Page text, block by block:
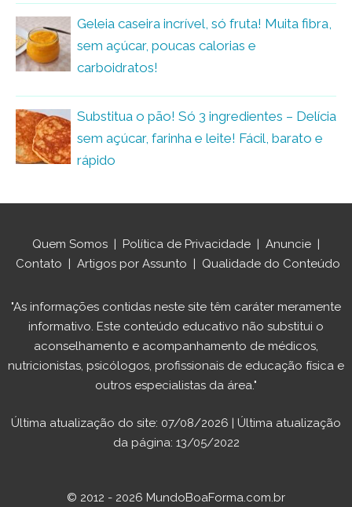
Geleia caseira incrível, só fruta! Muita fibra,
sem açúcar, poucas calorias e
carboidratos!
Substitua o pão! Só 3 ingredientes – Delícia
sem açúcar, farinha e leite! Fácil, barato e
rápido
Quem Somos | Política de Privacidade | Anuncie |
Contato | Artigos por Assunto | Qualidade do Conteúdo
"As informações contidas neste site têm caráter meramente
informativo. Este conteúdo educativo não substitui o
aconselhamento e acompanhamento de médicos,
nutricionistas, psicólogos, profissionais de educação física e
outros especialistas da área."
Última atualização do site: 07/08/2026 | Última atualização
da página: 13/05/2022
© 2012 - 2026 MundoBoaForma.com.br